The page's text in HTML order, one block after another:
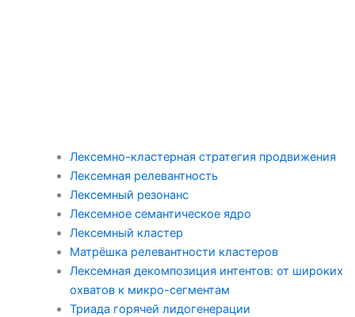
Лексемно-кластерная стратегия продвижения
Лексемная релевантность
Лексемный резонанс
Лексемное семантическое ядро
Лексемный кластер
Матрёшка релевантности кластеров
Лексемная декомпозиция интентов: от широких
охватов к микро-сегментам
Триада горячей лидогенерации